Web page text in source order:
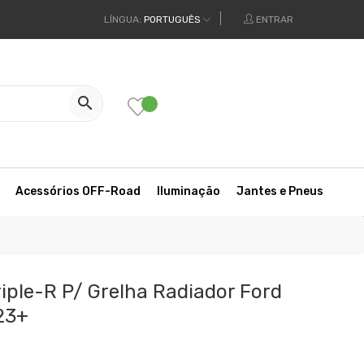
LÍNGUA: PORTUGUÊS ENTRAR

Acessórios OFF-Road Iluminação Jantes e Pneus
R P/ Grelha Radiador Ford